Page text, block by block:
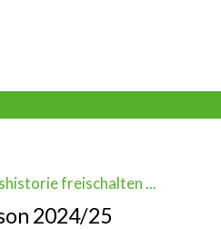
freischalten ...
2024/25